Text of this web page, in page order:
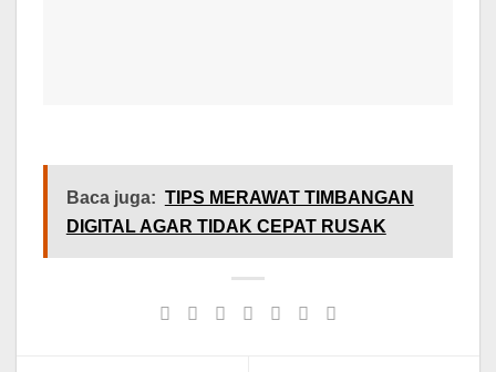
Baca juga: TIPS MERAWAT TIMBANGAN
DIGITAL AGAR TIDAK CEPAT RUSAK